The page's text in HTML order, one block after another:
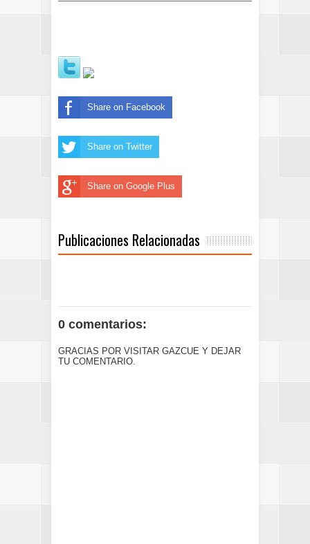
Share on Facebook
Share on Twitter
Share on Google Plus
Publicaciones Relacionadas
0 comentarios:
GRACIAS POR VISITAR GAZCUE Y DEJAR
TU COMENTARIO.